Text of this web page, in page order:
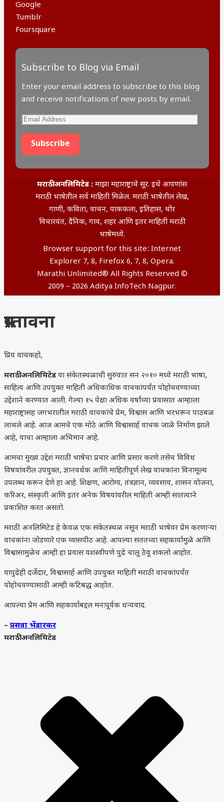
Google
Tumblr
Foursquare
Subscribe to Blog via Email
Enter your email address to subscribe to this blog
and receive notifications of new posts by email.
Subscribe
मराठी अनलिमिटेड : माझा महाराष्ट्राचे सूर. इथे आपणांस
मराठी भाषेतील सर्व माहिती मिळेल. मराठी भाषेतील लेख,
गाणी, कविता, वाचन, पाककला, इतिहास, थोर
विचारवंत, दैनिक, गाव, शहर आणि इतर माहिती मराठी
भाषेमध्ये.
Browser support for this site: Internet
Explorer 7, 8, Firefox 6, 7, 8, Opera.
Marathi Unlimited® All Rights Reserved ©
2009 – 2026 Aditya InfoTech Nagpur.
प्रस्तावना
प्रिय वाचकहो,
मराठी अनलिमिटेड या संकेतस्थळाची सुरुवात सन २०१० मध्ये मराठी भाषा,
साहित्य आणि उपयुक्त माहिती अधिकाधिक वाचकांपर्यंत पोहोचवण्याच्या
उद्देशाने करण्यात आली. गेल्या १५ पेक्षा अधिक वर्षांच्या प्रवासात आम्हाला
महाराष्ट्रासह जगभरातील मराठी वाचकांचे प्रेम, विश्वास आणि भरभरून पाठबळ
लाभले आहे. आज आमचे एक मोठे आणि विश्वासार्ह वाचक जाळे निर्माण झाले
आहे, याचा आम्हाला अभिमान आहे.
आमचा मुख्य उद्देश मराठी भाषेचा प्रचार आणि प्रसार करणे तसेच विविध
विषयांवरील उपयुक्त, ज्ञानवर्धक आणि माहितीपूर्ण लेख वाचकांना विनामूल्य
उपलब्ध करून देणे हा आहे. शिक्षण, आरोग्य, तंत्रज्ञान, व्यवसाय, शासन योजना,
करिअर, संस्कृती आणि इतर अनेक विषयांवरील माहिती आम्ही सातत्याने
प्रकाशित करत असतो.
मराठी अनलिमिटेड हे केवळ एक संकेतस्थळ नसून मराठी भाषेवर प्रेम करणाऱ्या
वाचकांना जोडणारे एक व्यासपीठ आहे. आपल्या सततच्या सहकार्यामुळे आणि
विश्वासामुळेच आम्ही हा प्रवास यशस्वीपणे पुढे चालू ठेवू शकलो आहोत.
यापुढेही दर्जेदार, विश्वासार्ह आणि उपयुक्त माहिती मराठी वाचकांपर्यंत
पोहोचवण्यासाठी आम्ही कटिबद्ध आहोत.
आपल्या प्रेम आणि सहकार्याबद्दल मनःपूर्वक धन्यवाद.
– प्रसन्ना भेंडारकर
मराठी अनलिमिटेड